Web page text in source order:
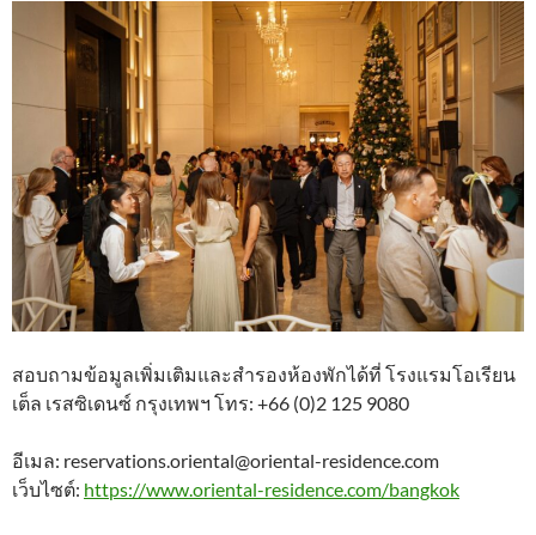
สอบถามข้อมูลเพิ่มเติมและสำรองห้องพักได้ที่ โรงแรมโอเรียน
เต็ล เรสซิเดนซ์ กรุงเทพฯ โทร: +66 (0)2 125 9080
อีเมล: reservations.oriental@oriental-residence.com
เว็บไซต์: https://www.oriental-residence.com/bangkok